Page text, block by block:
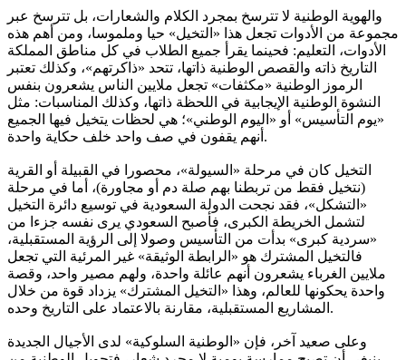
والهوية الوطنية لا تترسخ بمجرد الكلام والشعارات، بل تترسخ عبر
مجموعة من الأدوات تجعل هذا «التخيل» حيا وملموسا، ومن أهم هذه
الأدوات، التعليم: فحينما يقرأ جميع الطلاب في كل مناطق المملكة
التاريخ ذاته والقصص الوطنية ذاتها، تتحد «ذاكرتهم»، وكذلك تعتبر
الرموز الوطنية «مكثفات» تجعل ملايين الناس يشعرون بنفس
النشوة الوطنية الإيجابية في اللحظة ذاتها، وكذلك المناسبات: مثل
«يوم التأسيس» أو «اليوم الوطني»؛ هي لحظات يتخيل فيها الجميع
أنهم يقفون في صف واحد خلف حكاية واحدة.
التخيل كان في مرحلة «السيولة»، محصورا في القبيلة أو القرية
(نتخيل فقط من تربطنا بهم صلة دم أو مجاورة)، أما في مرحلة
«التشكل»، فقد نجحت الدولة السعودية في توسيع دائرة التخيل
لتشمل الخريطة الكبرى، فأصبح السعودي يرى نفسه جزءا من
«سردية كبرى» بدأت من التأسيس وصولا إلى الرؤية المستقبلية،
فالتخيل المشترك هو «الرابطة الوثيقة» غير المرئية التي تجعل
ملايين الغرباء يشعرون أنهم عائلة واحدة، ولهم مصير واحد، وقصة
واحدة يحكونها للعالم، وهذا «التخيل المشترك» يزداد قوة من خلال
المشاريع المستقبلية، مقارنة بالاعتماد على التاريخ وحده.
وعلى صعيد آخر، فإن «الوطنية السلوكية» لدى الأجيال الجديدة